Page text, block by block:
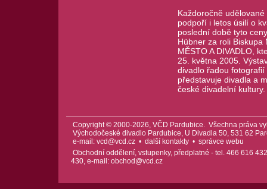
Každoročně
podpoří i letos úsilí o
poslední době tyto
Hübner za roli
MĚSTO A DIVADLO,
25. května 2005.
divadlo řadou
představuje divadla a
české divadelní
Copyright © 2000-2026, VČD Pardubice. Všechna práva
Východočeské divadlo Pardubice, U Divadla 50, 531 62
e-mail: vcd@vcd.cz• další kontakty• správce webu
Obchodní oddělení, vstupenky, předplatné - tel. 466 616
430, e-mail: obchod@vcd.cz